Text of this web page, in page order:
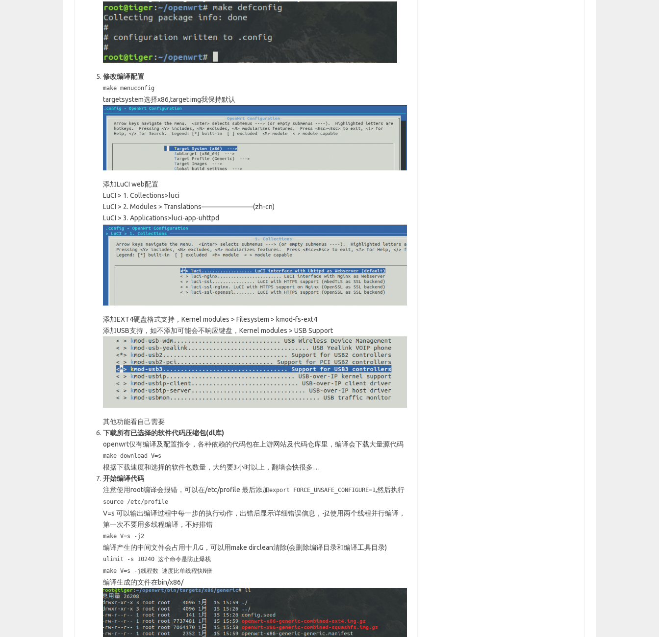
修改编译配置
make menuconfig
targetsystem选择x86,target img我保持默认
添加LuCI web配置
LuCI > 1. Collections>luci
LuCI > 2. Modules > Translations———————–(zh-cn)
LuCI > 3. Applications>luci-app-uhttpd
添加EXT4硬盘格式支持，Kernel modules > Filesystem > kmod-fs-ext4
添加USB支持，如不添加可能会不响应键盘，Kernel modules > USB Support
其他功能看自己需要
下载所有已选择的软件代码压缩包(dl库)
openwrt仅有编译及配置指令，各种依赖的代码包在上游网站及代码仓库里，编译会下载大量源代码
make download V=s
根据下载速度和选择的软件包数量，大约要3小时以上，翻墙会快很多…
开始编译代码
注意使用root编译会报错，可以在/etc/profile 最后添加export FORCE_UNSAFE_CONFIGURE=1,然后执行
source /etc/profile
V=s 可以输出编译过程中每一步的执行动作，出错后显示详细错误信息，-j2使用两个线程并行编译，
第一次不要用多线程编译，不好排错
make V=s -j2
编译产生的中间文件会占用十几G，可以用make dirclean清除(会删除编译目录和编译工具目录)
ulimit -s 10240 这个命令是防止爆栈
make V=s -j线程数 速度比单线程快N倍
编译生成的文件在bin/x86/